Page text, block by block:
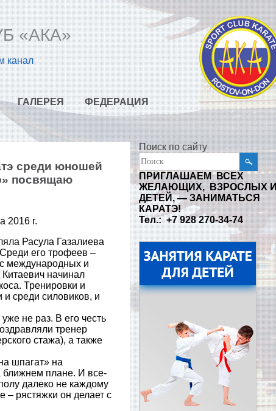
«АКА»
канал
ГАЛЕРЕЯ
ФЕДЕРАЦИЯ
среди юношей
посвящаю
2016 г.
Расула Газалиева
его трофеев –
с международных и
начинал
Тренировки и
среди силовиков, и
не раз. В его честь
тренер
стажа), а также
шпагат» на
ближнем плане. И все-
далеко не каждому
рястяжки он делает с
Поиск по сайту
ПРИГЛАШАЕМ ВСЕХ
ЖЕЛАЮЩИХ, ВЗРОСЛЫХ И
ДЕТЕЙ, — ЗАНИМАТЬСЯ
КАРАТЭ!
Тел.: +7 928 270-34-74